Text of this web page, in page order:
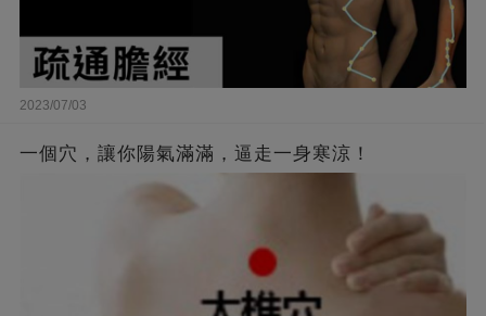
2023/07/03
一個穴，讓你陽氣滿滿，逼走一身寒涼！